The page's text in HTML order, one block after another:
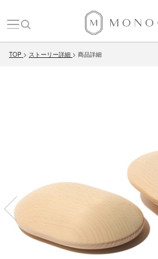
TOP ストーリー詳細 商品詳細